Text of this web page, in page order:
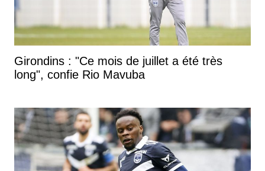
Girondins : "Ce mois de juillet a été très
long", confie Rio Mavuba